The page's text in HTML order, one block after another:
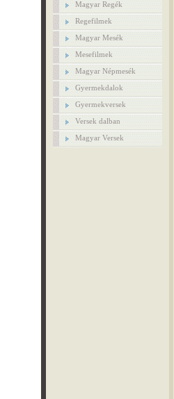
Magyar Regék
Regefilmek
Magyar Mesék
Mesefilmek
Magyar Népmesék
Gyermekdalok
Gyermekversek
Versek dalban
Magyar Versek